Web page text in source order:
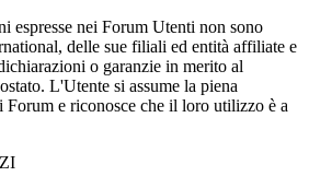
espresse nei Forum Utenti non sono
delle sue filiali ed entità affiliate e
o garanzie in merito al
L'Utente si assume la piena
Forum e riconosce che il loro utilizzo è a